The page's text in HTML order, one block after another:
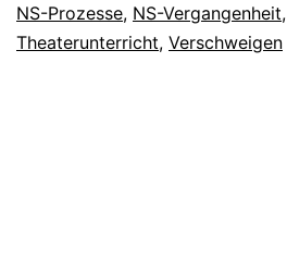
NS-Prozesse, NS-Vergangenheit,
Theaterunterricht, Verschweigen